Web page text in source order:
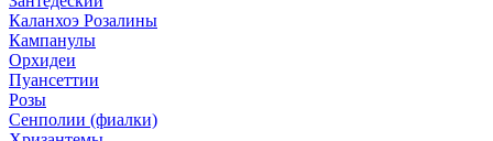
Каланхоэ Розалины
Кампанулы
Орхидеи
Пуансеттии
Розы
Сенполии (фиалки)